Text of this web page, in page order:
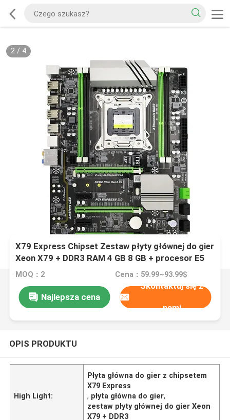
2/ 4
X79 Express Chipset Zestaw płyty głównej do gier
Xeon X79 + DDR3 RAM 4 GB 8 GB + procesor E5
MOQ：2 Cena：59.99~93.99$
Najlepsza cena
Skontaktuj się z
nami
OPIS PRODUKTU
High Light:
Płyta główna do gier z chipsetem
X79 Express
, płyta główna do gier,
zestaw płyty głównej do gier Xeon
X79 + DDR3